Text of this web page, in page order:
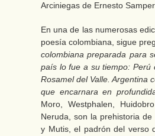
Arciniegas de Ernesto
En una de las numerosas
poesía colombiana, sigue
colombiana preparada para
país lo fue a su tiempo: Perú
Rosamel del Valle. Argentina
que encarnara en
Moro, Westphalen,
Neruda, son la prehistoria
y Mutis, el padrón del verso